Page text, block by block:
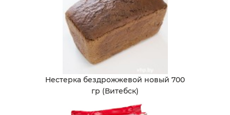
Нестерка бездрожжевой новый 700
гр (Витебск)